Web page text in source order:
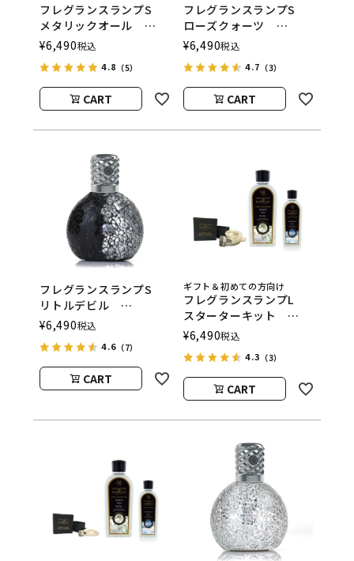
フレグランスランプS
メタリックオール
ASHLEIGH&BURWOOD
（アシュレイアンドバー
ウッド）
¥6,490税込
4.8 （5）
CART
フレグランスランプS
ローズクォーツ
ASHLEIGH&BURWOOD
（アシュレイアンドバー
ウッド）
¥6,490税込
4.7 （3）
CART
フレグランスランプS
リトルデビル
ASHLEIGH&BURWOOD
（アシュレイアンドバー
ウッド）
¥6,490税込
4.6 （7）
CART
ギフト＆初めての方向け
フレグランスランプL
スターターキット
ASHLEIGH&BURWOOD
（アシュレイアンドバー
ウッド）
¥6,490税込
4.3 （3）
CART